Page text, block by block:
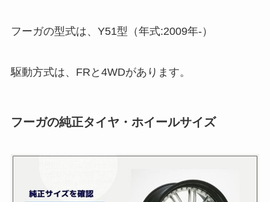
フーガの型式は、Y51型（年式:2009年-）
駆動方式は、FRと4WDがあります。
フーガの純正タイヤ・ホイールサイズ